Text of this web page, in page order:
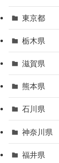
東京都
栃木県
滋賀県
熊本県
石川県
神奈川県
福井県